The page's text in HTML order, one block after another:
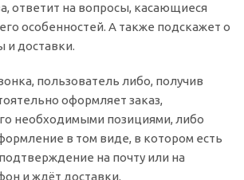
ответит на вопросы, касающиеся
особенностей. А также подскажет о
и доставки.
пользователь либо, получив
оформляет заказ,
необходимыми позициями, либо
в том виде, в котором есть
на почту или на
и ждёт доставки.